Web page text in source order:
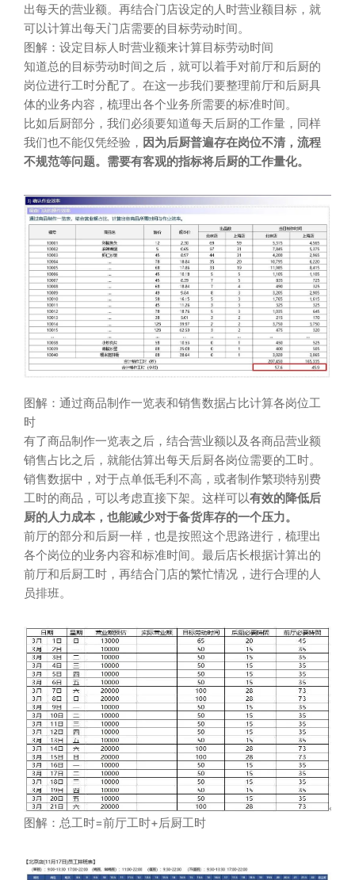
出每天的营业额。再结合门店设定的人时营业额目标，就
可以计算出每天门店需要的目标劳动时间。
图解：设定目标人时营业额来计算目标劳动时间
知道总的目标劳动时间之后，就可以着手对前厅和后厨的
岗位进行工时分配了。在这一步我们要整理前厅和后厨具
体的业务内容，梳理出各个业务所需要的标准时间。
比如后厨部分，我们必须要知道每天后厨的工作量，同样
我们也不能仅凭经验， 因为后厨普遍存在岗位不清，流程
不规范等问题。需要有客观的指标将后厨的工作量化。
图解：通过商品制作一览表和销售数据占比计算各岗位工
时
有了商品制作一览表之后，结合营业额以及各商品营业额
销售占比之后，就能估算出每天后厨各岗位需要的工时。
销售数据中，对于点单低毛利不高，或者制作繁琐特别费
工时的商品，可以考虑直接下架。这样可以有效的降低后
厨的人力成本，也能减少对于备货库存的一个压力。
前厅的部分和后厨一样，也是按照这个思路进行，梳理出
各个岗位的业务内容和标准时间。最后店长根据计算出的
前厅和后厨工时，再结合门店的繁忙情况，进行合理的人
员排班。
图解：总工时=前厅工时+后厨工时